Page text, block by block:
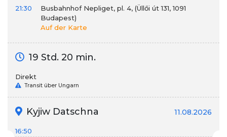
21:30
Busbahnhof Nepliget, pl. 4, (Üllői út 131, 1091
Budapest)
Auf der Karte
19 Std. 20 min.
Direkt
Transit über Ungarn
Kyjiw Datschna 11.08.2026
16:50